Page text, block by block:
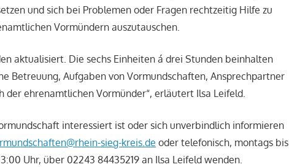
und sich bei Problemen oder Fragen rechtzeitig Hilfe zu
Vormündern auszutauschen.
aktualisiert. Die sechs Einheiten á drei Stunden beinhalten
Betreuung, Aufgaben von Vormundschaften, Ansprechpartner
der ehrenamtlichen Vormünder“, erläutert Ilsa Leifeld.
interessiert ist oder sich unverbindlich informieren
sieg-kreis.de oder telefonisch, montags bis
Uhr, über 02243 84435219 an Ilsa Leifeld wenden.